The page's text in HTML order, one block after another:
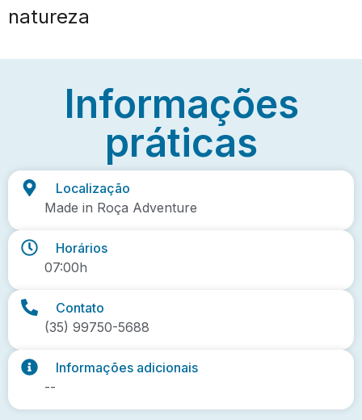
natureza
Informações
práticas
Localização
Made in Roça Adventure
Horários
07:00h
Contato
(35) 99750-5688
Informações adicionais
--